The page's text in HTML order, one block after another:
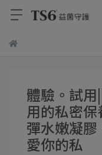
體驗。試
用的私密
彈水嫩凝
愛你的私